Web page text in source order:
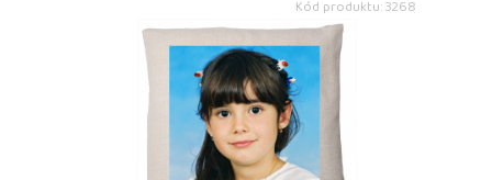
Kód produktu: 3268